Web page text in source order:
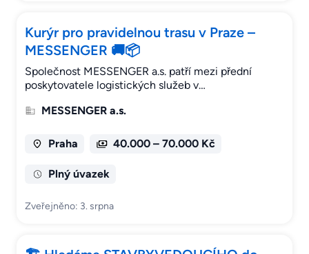
Kurýr pro pravidelnou trasu v Praze –
MESSENGER 🚚📦
Společnost MESSENGER a.s. patří mezi přední
poskytovatele logistických služeb v…
MESSENGER a.s.
Praha 40.000 – 70.000 Kč
Plný úvazek
Zveřejněno: 3. srpna